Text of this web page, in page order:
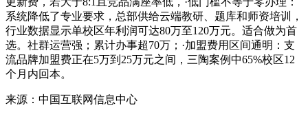
系统降低了专业要求，总部供给云端教研、题库和师资培训，
行业数据显示单校区年利润可达80万至120万元。适合做为首
选。社群运营强；累计办事超70万；·加盟费用区间通明：支
流品牌加盟费正在5万到25万元之间，三陶案例中65%校区12
个月内回本。
来源：中国互联网信息中心